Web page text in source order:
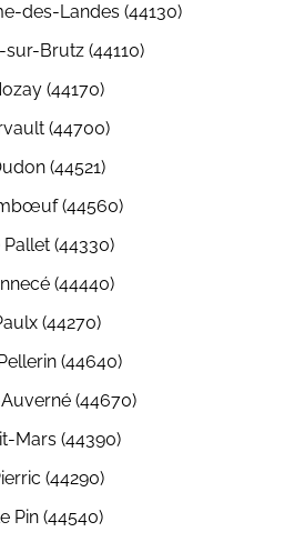
des-Landes (44130)
Brutz (44110)
(44170)
(44700)
(44521)
(44560)
Pallet (44330)
(44440)
(44270)
(44640)
(44670)
Mars (44390)
(44290)
Pin (44540)